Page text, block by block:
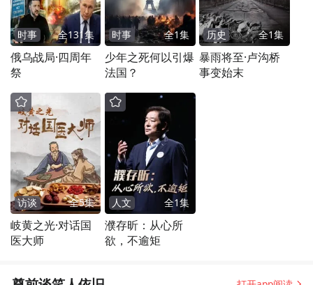
时事 全131集
俄乌战局·四周年
祭
时事 全1集
少年之死何以引爆
法国？
历史 全1集
暴雨将至·卢沟桥
事变始末
访谈 全5集
岐黄之光·对话国
医大师
人文 全1集
濮存昕：从心所
欲，不逾矩